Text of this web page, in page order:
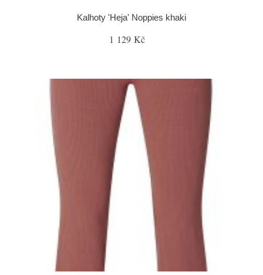
Kalhoty 'Heja' Noppies khaki
1 129 Kč